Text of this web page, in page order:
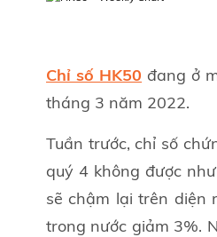
Chỉ số HK50 đang ở
tháng 3 năm 2022.
Tuần trước, chỉ số
quý 4 không được
sẽ chậm lại trên diện
trong nước giảm 3%.